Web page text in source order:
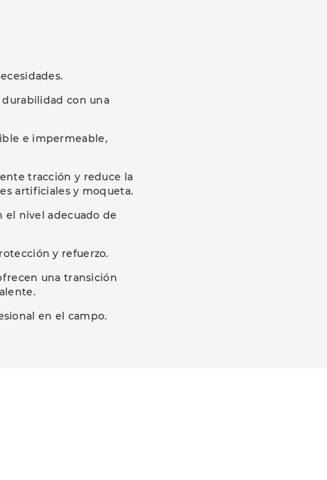
con una
e impermeable,
tracción y reduce la
artificiales y moqueta.
el nivel adecuado de
y refuerzo.
una transición
en el campo.